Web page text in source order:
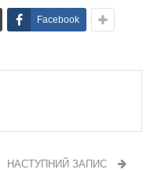
Facebook
НАСТУПНИЙ ЗАПИС